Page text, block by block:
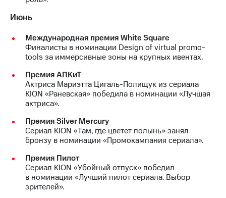
Июнь
Международная премия White Square
Финалисты в номинации Design of virtual promo-
tools за иммерсивные зоны на крупных ивентах.
Премия АПКиТ
Актриса Мариэтта Цигаль-Полищук из сериала
KION «Раневская» победила в номинации «Лучшая
актриса».
Премия Silver Mercury
Сериал KION «Там, где цветет полынь» занял
бронзу в номинации «Промокампания сериала».
Премия Пилот
Сериал KION «Убойный отпуск» победил
в номинации «Лучший пилот сериала. Выбор
зрителей».